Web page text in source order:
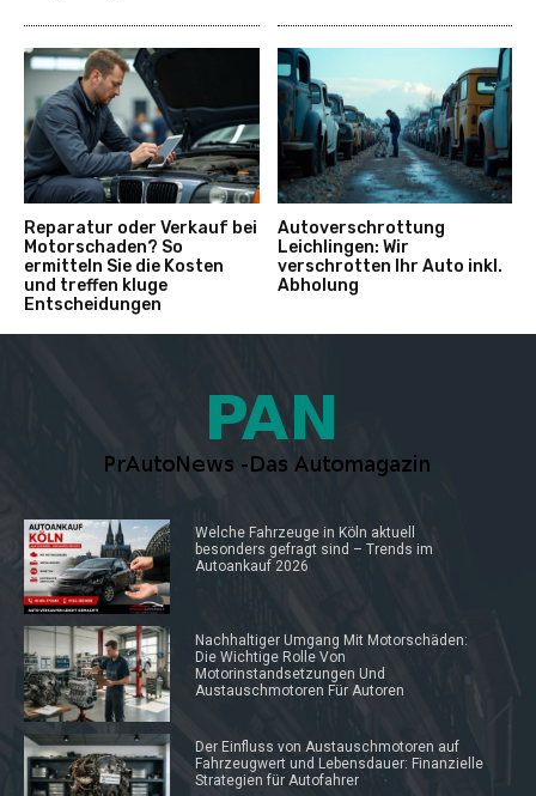
Reparatur oder Verkauf bei
Motorschaden? So
ermitteln Sie die Kosten
und treffen kluge
Entscheidungen
Autoverschrottung
Leichlingen: Wir
verschrotten Ihr Auto inkl.
Abholung
Welche Fahrzeuge in Köln aktuell
besonders gefragt sind – Trends im
Autoankauf 2026
Nachhaltiger Umgang Mit Motorschäden:
Die Wichtige Rolle Von
Motorinstandsetzungen Und
Austauschmotoren Für Autoren
Der Einfluss von Austauschmotoren auf
Fahrzeugwert und Lebensdauer: Finanzielle
Strategien für Autofahrer